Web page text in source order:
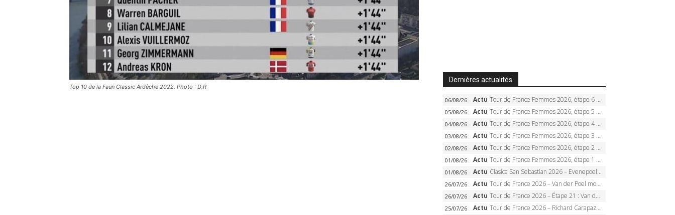
Top 10 de la Faun Classic Ardèche 2022. Photo : D.R
Dernières actualités
06/08/26 Actu Tour de France Femmes 2026, étape 6 – Kim Le Court-Pienaar gagne à Tournon, Reusser en jaune
05/08/26 Actu Tour de France Femmes 2026, étape 5 – Demi Vollering gagne à Belleville, Reusser en jaune, Ferrand-Prévot coule
04/08/26 Actu Tour de France Femmes 2026, étape 4 – Marlen Reusser écrase le chrono, Ferrand-Prévot en crise
03/08/26 Actu Tour de France Femmes 2026, étape 3 – Sigrid Haugset en solitaire, 88 km d’échappée, maillot jaune
02/08/26 Actu Tour de France Femmes 2026, étape 2 – Lorena Wiebes doublé à Genève, Markus héroïque, 7e record
01/08/26 Actu Tour de France Femmes 2026, étape 1 – Lorena Wiebes intouchable à Lausanne, premier maillot jaune
01/08/26 Actu Clasica San Sebastian 2026 – Evenepoel recordman, 4e victoire, Carapaz battu au sprint
26/07/26 Actu Tour de France 2026 – Van der Poel monumental à Paris, Pogacar égale le record des cinq sacres
26/07/26 Actu Tour de France 2026 – Étape 21 : Van der Poel, Pogacar, qui succédera à Wout van Aert sur les Champs-Elysées ?
25/07/26 Actu Tour de France 2026 – Richard Carapaz roi des Alpes, doublé et maillot à pois, Seixas perd le podium